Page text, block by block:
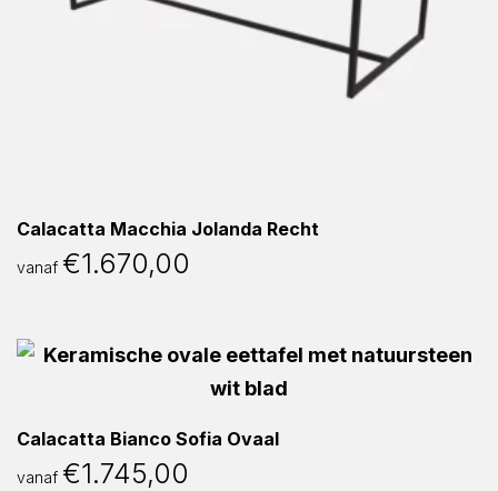
Calacatta Macchia Jolanda Recht
vanaf €1.670,00
Calacatta Bianco Sofia Ovaal
vanaf €1.745,00